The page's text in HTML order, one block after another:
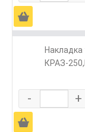
Ä
КРАЗ-
- +
Ä